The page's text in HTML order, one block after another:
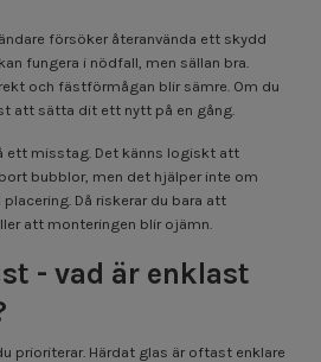
försöker återanvända ett skydd
fungera i nödfall, men sällan bra.
och fästförmågan blir sämre. Om du
att sätta dit ett nytt på en gång.
ett misstag. Det känns logiskt att
bubblor, men det hjälper inte om
Då riskerar du bara att
att monteringen blir ojämn.
- vad är enklast
prioriterar. Härdat glas är oftast enklare